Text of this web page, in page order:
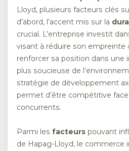
Lloyd, plusieurs facteurs clés
d’abord, l’accent mis sur la
crucial. L’entreprise investit
visant à réduire son empreinte
renforcer sa position dans une
plus soucieuse de
stratégie de développement
permet d’être compétitive
concurrents.
Parmi les facteurs pouvant
de Hapag-Lloyd, le commerce